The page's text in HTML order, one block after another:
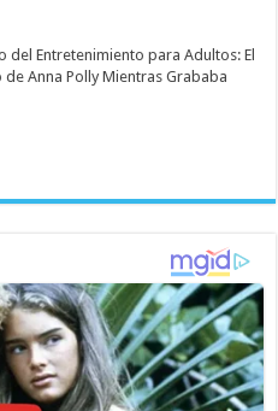
del Entretenimiento para Adultos: El
Anna Polly Mientras Grababa